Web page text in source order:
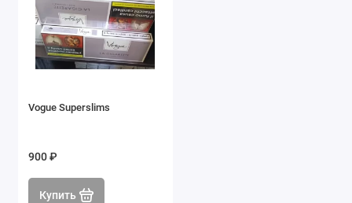
Vogue Superslims
900 ₽
Купить